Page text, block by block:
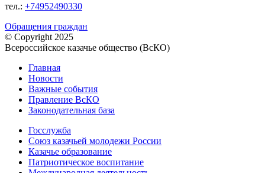
тел.: +74952490330
Обращения граждан
© Copyright 2025
Всероссийское казачье общество (ВсКО)
Главная
Новости
Важные события
Правление ВсКО
Законодательная база
Госслужба
Союз казачьей молодежи России
Казачье образование
Патриотическое воспитание